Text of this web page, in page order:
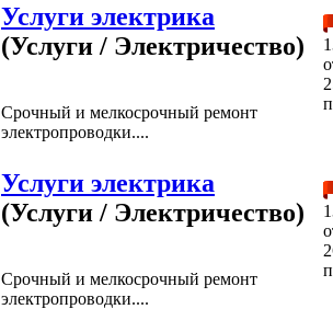
Услуги электрика
(Услуги / Электричество)
Срочный и мелкосрочный ремонт
электропроводки....
Услуги электрика
(Услуги / Электричество)
Срочный и мелкосрочный ремонт
электропроводки....